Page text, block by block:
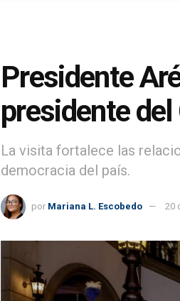
Presidente
presidente
La visita fortalece las
democracia del país.
por Mariana L. Escobedo 20